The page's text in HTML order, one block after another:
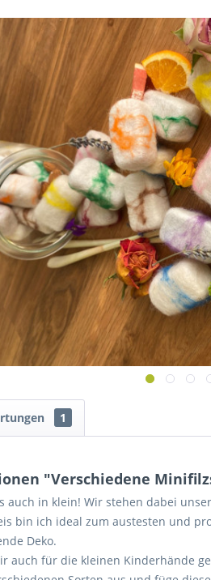
1
"Verschiedene
auch in klein! Wir stehen dabei
bin ich ideal zum austesten und
Deko.
auch für die kleinen Kinderhände